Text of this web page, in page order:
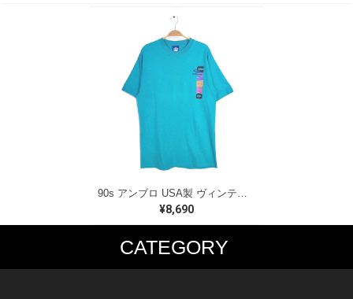
90s アンブロ USA製 ヴィンテージ Tシャツ タイコーズブルー シングステッチ UMBRO メンズL 古着 BE0032
¥8,690
CATEGORY
MUSIC TEE T-SHIRTS